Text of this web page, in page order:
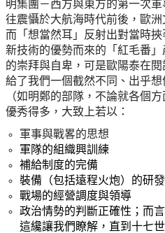
明集團－西方與東方的第一次
往震懾於大航海時代前後，歐
而「想當然耳」反射出對當時
新技術的優勢而來的「紅毛番
的崇拜與自卑，可是歐陽泰在
給了我們一個截然不同、出乎
（如明鄭的部隊，不論就各個
優秀得多，大致上若以：
軍事與戰畧的思想
軍隊的組織興訓練
補給制度的完備
裝備（包括遠程火炮）的研
戰場的經營調度與領導
政治情勢的判斷正確性；而
這纔讓我們瞭解，直到十七